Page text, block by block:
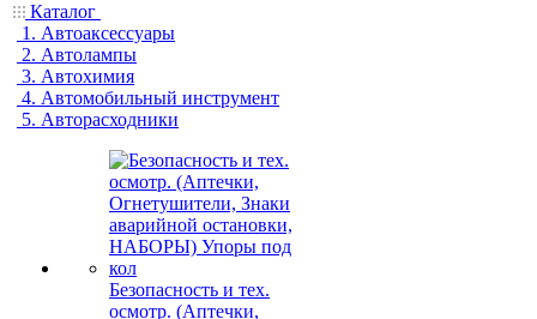
Каталог
1. Автоаксессуары
2. Автолампы
3. Автохимия
4. Автомобильный инструмент
5. Авторасходники
Безопасность и тех.
осмотр. (Аптечки,